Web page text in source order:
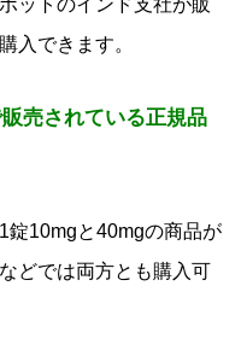
入できます。
売されている正規品
錠10mgと40mgの商品が
どでは両方とも購入可